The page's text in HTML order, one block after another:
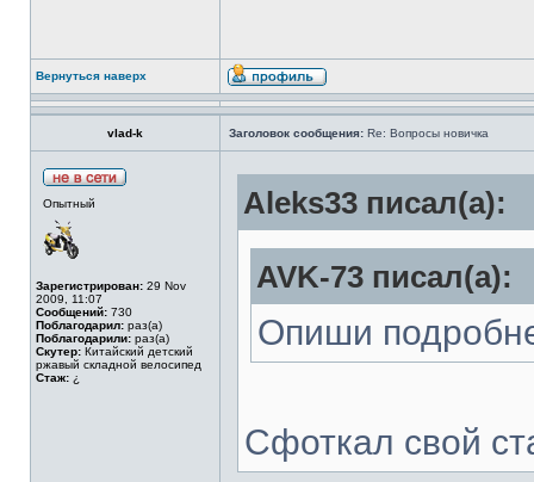
Вернуться наверх
vlad-k Заголовок сообщения: Re: Вопросы новичка
Опытный
Зарегистрирован: 29 Nov
2009, 11:07
Сообщений: 730
Поблагодарил: раз(а)
Поблагодарили: раз(а)
Скутер: Китайский детский
ржавый складной велосипед
Стаж: ¿
Aleks33 писал(а):
AVK-73 писал(а):
Опиши
Сфоткал свой